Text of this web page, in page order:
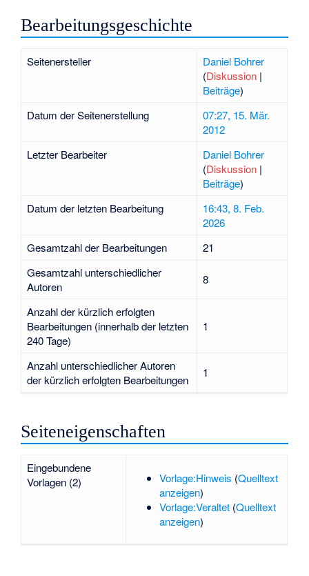
Bearbeitungsgeschichte
Seitenersteller
Daniel Bohrer
(Diskussion|
Beiträge)
Datum der Seitenerstellung
07:27, 15. Mär.
2012
Letzter Bearbeiter
Daniel Bohrer
(Diskussion|
Beiträge)
Datum der letzten Bearbeitung
16:43, 8. Feb.
2026
Gesamtzahl der Bearbeitungen
21
Gesamtzahl unterschiedlicher
Autoren
8
Anzahl der kürzlich erfolgten
Bearbeitungen (innerhalb der letzten
240 Tage)
1
Anzahl unterschiedlicher Autoren
der kürzlich erfolgten Bearbeitungen
1
Seiteneigenschaften
Eingebundene
Vorlagen (2)
Vorlage:Hinweis (Quelltext
anzeigen)
Vorlage:Veraltet(Quelltext
anzeigen)